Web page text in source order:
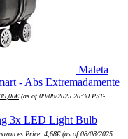
Maleta
- Abs Extremadamente
precio
39,00€precio
es:
39,00€.
(as of 09/08/2025 20:30 PST-
3x LED Light Bulb
Price: 4,68€(as of 08/08/2025